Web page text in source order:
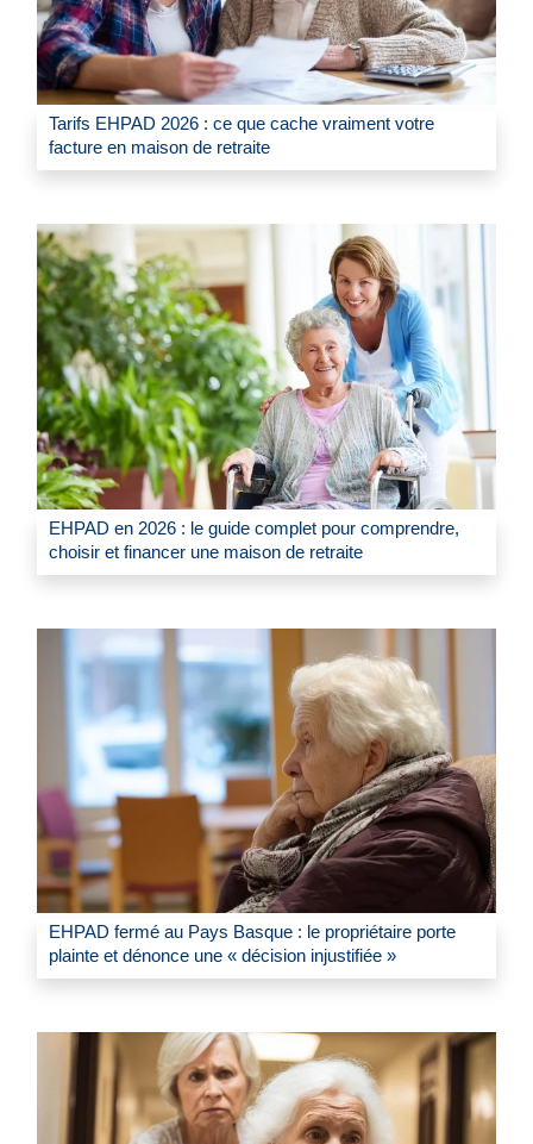
Tarifs EHPAD 2026 : ce que cache vraiment votre
facture en maison de retraite
EHPAD en 2026 : le guide complet pour comprendre,
choisir et financer une maison de retraite
EHPAD fermé au Pays Basque : le propriétaire porte
plainte et dénonce une « décision injustifiée »